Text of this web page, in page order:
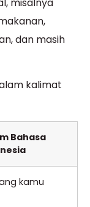
dan masih
kalimat
Bahasa
kamu